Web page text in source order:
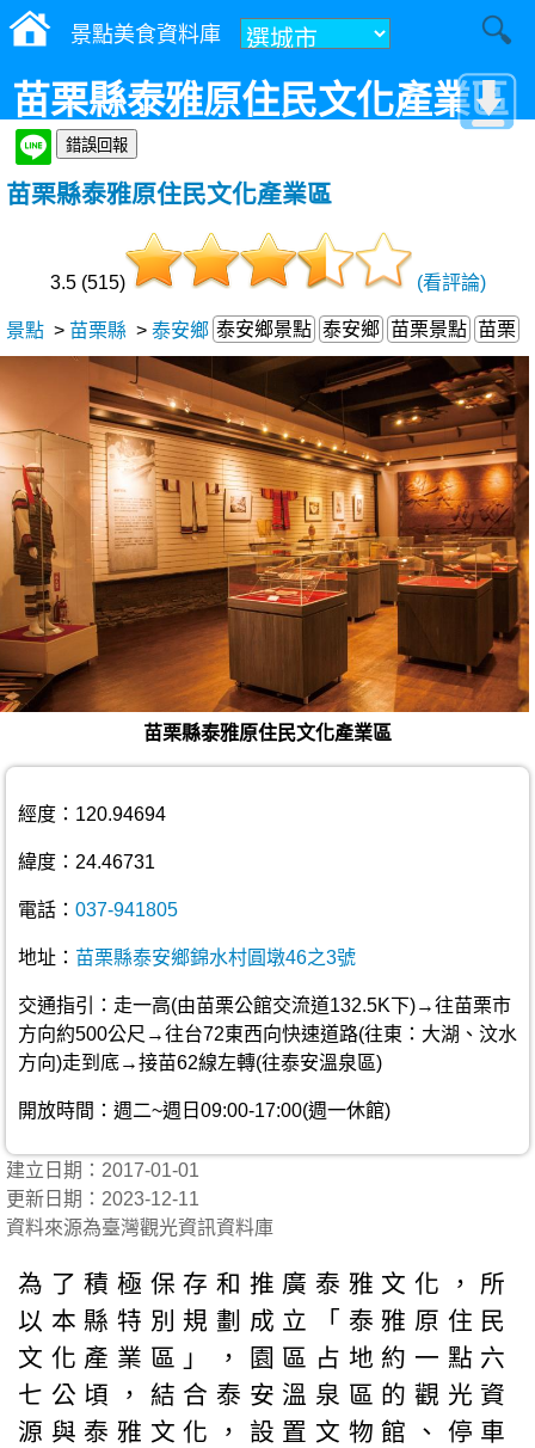
景點美食資料庫
苗栗縣泰雅原住民文化產業區
苗栗縣泰雅原住民文化產業區
3.5 (515) (看評論)
景點 > 苗栗縣 > 泰安鄉 泰安鄉景點 泰安鄉 苗栗景點 苗栗
苗栗縣泰雅原住民文化產業區
經度：120.94694
緯度：24.46731
電話： 037-941805
地址： 苗栗縣泰安鄉錦水村圓墩46之3號
交通指引：走一高(由苗栗公館交流道132.5K下)→往苗栗市
方向約500公尺→往台72東西向快速道路(往東：大湖、汶水
方向)走到底→接苗62線左轉(往泰安溫泉區)
開放時間：週二~週日09:00-17:00(週一休館)
建立日期：2017-01-01
更新日期：2023-12-11
資料來源為臺灣觀光資訊資料庫
為了積極保存和推廣泰雅文化，所
以本縣特別規劃成立「泰雅原住民
文化產業區」，園區占地約一點六
七公頃，結合泰安溫泉區的觀光資
源與泰雅文化，設置文物館、停車